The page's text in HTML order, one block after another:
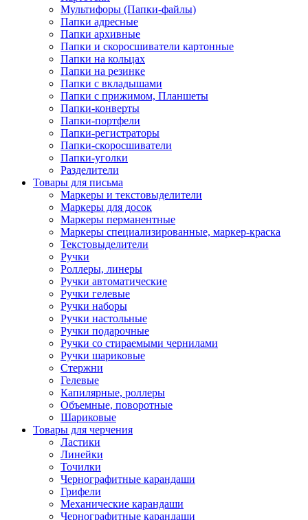
Мультифоры (Папки-файлы)
Папки адресные
Папки архивные
Папки и скоросшиватели картонные
Папки на кольцах
Папки на резинке
Папки с вкладышами
Папки с прижимом, Планшеты
Папки-конверты
Папки-портфели
Папки-регистраторы
Папки-скоросшиватели
Папки-уголки
Разделители
Товары для письма
Маркеры и текстовыделители
Маркеры для досок
Маркеры перманентные
Маркеры специализированные, маркер-краска
Текстовыделители
Ручки
Роллеры, линеры
Ручки автоматические
Ручки гелевые
Ручки наборы
Ручки настольные
Ручки подарочные
Ручки со стираемыми чернилами
Ручки шариковые
Стержни
Гелевые
Капилярные, роллеры
Объемные, поворотные
Шариковые
Товары для черчения
Ластики
Линейки
Точилки
Чернографитные карандаши
Грифели
Механические карандаши
Чернографитные карандаши